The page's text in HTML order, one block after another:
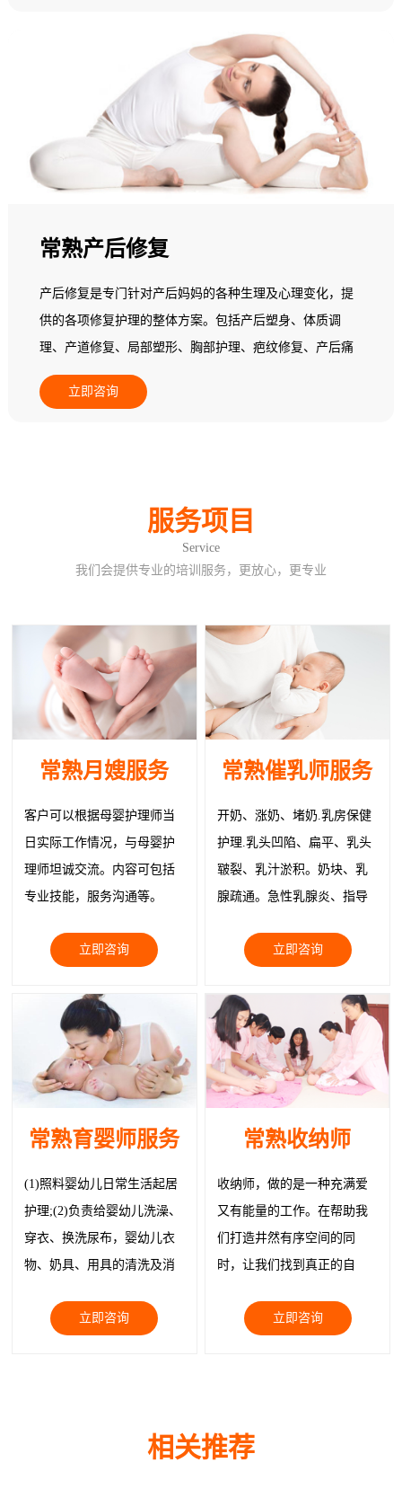
三孩政策将使全国每年增加1800万产妇，其中有33.3%会选
择产后恢复消费。每个产妇平均消费2万元，其中，85%以
上的产妇有产后脊柱、乳房问题，68%有肥胖问题，52%有
体质变弱的问题。因此，做好产后康复是迫在眉睫的事
情。但普通产妇都不具备相关专业知识，不知道如何做产
后康复训练，所以，需要专业的产后康复师来协助。
常熟产后修复
产后修复是专门针对产后妈妈的各种生理及心理变化，提
供的各项修复护理的整体方案。包括产后塑身、体质调
理、产道修复、局部塑形、胸部护理、疤纹修复、产后痛
经调理、产后益肾养护、产后暖宫养巢。
立即咨询
服务项目
Service
我们会提供专业的培训服务，更放心，更专业
常熟月嫂服务
客户可以根据母婴护理师当
日实际工作情况，与母婴护
理师坦诚交流。内容可包括
专业技能，服务沟通等。
立即咨询
常熟催乳师服务
开奶、涨奶、堵奶.乳房保健
护理.乳头凹陷、扁平、乳头
皲裂、乳汁淤积。奶块、乳
腺疏通。急性乳腺炎、指导
腺缓解症状、追奶；乳房韧
立即咨询
常熟育婴师服务
(1)照料婴幼儿日常生活起居
护理;(2)负责给婴幼儿洗澡、
穿衣、换洗尿布，婴幼儿衣
物、奶具、用具的清洗及消
领婴幼儿玩耍;立即咨询
常熟收纳师
收纳师，做的是一种充满爱
又有能量的工作。在帮助我
们打造井然有序空间的同
时，让我们找到真正的自
以待。
立即咨询
相关推荐